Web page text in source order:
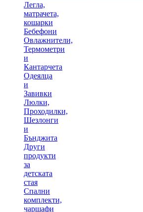
Легла,
матрачета,
кошарки
Бебефони
Овлажнители,
Термометри
и
Кантарчета
Одеялца
и
Завивки
Люлки,
Проходилки,
Шезлонги
и
Бънджита
Други
продукти
за
детската
стая
Спални
комплекти,
чаршафи